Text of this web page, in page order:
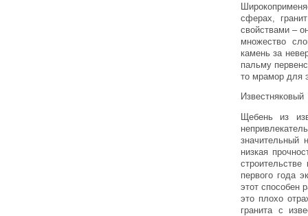
сферах,
свойствами –
множество
камень за
пальму
то мрамор для
Известняковый
Щебень из
значительный
низкая
первого года
этот способен
это плохо
гранита с